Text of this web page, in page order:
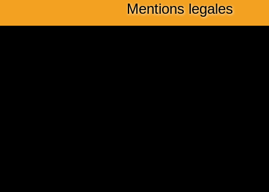
Mentions legales